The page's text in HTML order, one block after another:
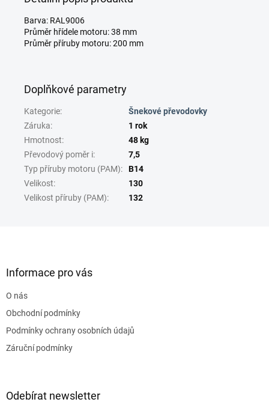
Barva: RAL9006
Průměr hřídele motoru: 38 mm
Průměr příruby motoru: 200 mm
Doplňkové parametry
Kategorie:
Šnekové převodovky
Záruka:
1 rok
Hmotnost:
48 kg
Převodový poměr i:
7,5
Typ příruby motoru (PAM):
B14
Velikost:
130
Velikost příruby (PAM): 132
Informace pro vás
O nás
Obchodní podmínky
Podmínky ochrany osobních údajů
Záruční podmínky
Odebírat newsletter